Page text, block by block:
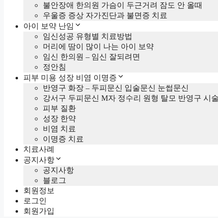
불안장애 한의원 가슴이 두근거려 잠도 안 올때
우울증 증상 자가진단과 불면증 치료
아이 보약 난임
임신성공 유형별 치료방법
머리에 땀이 많이 나는 아이 보약
임신 한의원 – 임신 잘되려면
정안침
피부 미용 성장 비염 이명증
반영구 화장 – 두피문신 입술문신 눈썹문신
강서구 두피문신 M자 정수리 원형 탈모 반영구 시
피부 질환
성장 한약
비염 치료
이명증 치료
치료사례
공지사항
공지사항
블로그
회원정보
로그인
회원가입